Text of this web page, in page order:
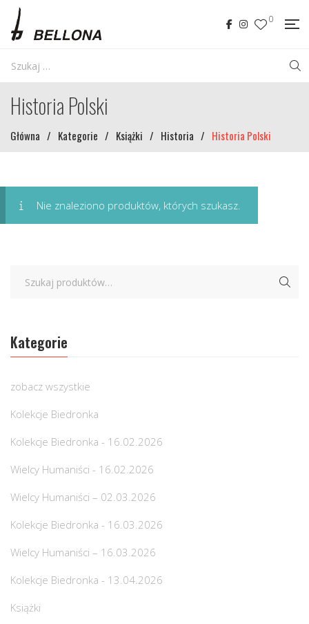
0
Historia Polski
Główna / Kategorie / Książki / Historia / Historia Polski
Nie znaleziono produktów, których szukasz.
Kategorie
zobacz wszystkie
Kolekcje Biedronka
Kolekcje Biedronka - 16.02.2026
Wielcy Humaniści - 16.02.2026
Wielcy Humaniści – 02.03.2026
Kolekcje Biedronka - 16.03.2026
Wielcy Humaniści – 16.03.2026
Kolekcje Biedronka - 13.04.2026
Książki